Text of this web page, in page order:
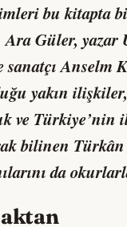
bu kitapta
Güler, yazar
sanatçı Anselm
yakın
ve Türkiye’nin
bilinen Türkân
da